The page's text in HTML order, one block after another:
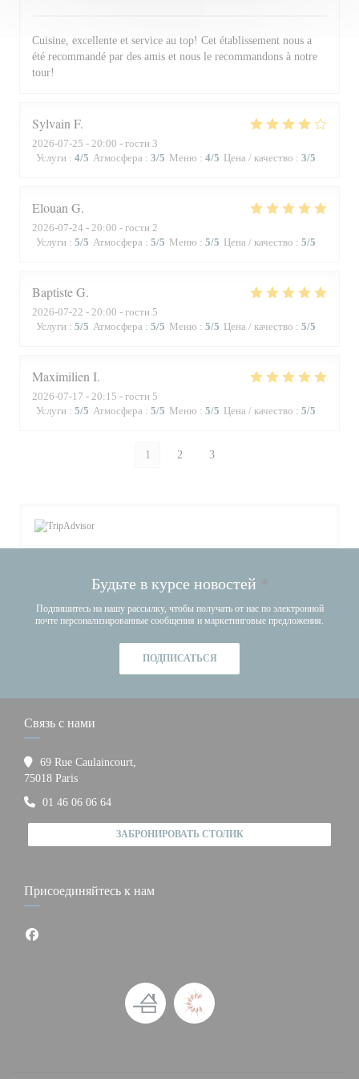
Cuisine, excellente et service au top! Cet établissement nous a
été recommandé par des amis et nous le recommandons à notre
tour!
Sylvain F
2026-07-25 - 20:00 - гости 3
Услуги : 4/5 Атмосфера : 3/5 Меню : 4/5 Цена / качество : 3/5
Elouan G
2026-07-24 - 20:00 - гости 2
Услуги : 5/5 Атмосфера : 5/5 Меню : 5/5 Цена / качество : 5/5
BaptisteG
2026-07-22 - 20:00 - гости 5
Услуги : 5/5 Атмосфера : 5/5 Меню : 5/5 Цена / качество : 5/5
Maximilien I
2026-07-17 - 20:15 - гости 5
Услуги : 5/5 Атмосфера : 5/5 Меню : 5/5 Цена / качество : 5/5
1 2 3
Будьте в курсе новостей *
Подпишитесь на нашу рассылку, чтобы получать от нас по электронной
почте персонализированные сообщения и маркетинговые предложения.
ПОДПИСАТЬСЯ
Связь с нами
69 Rue Caulaincourt,
75018 Paris((открывается в новом окне))
01 46 06 06 64
ЗАБРОНИРОВАТЬ СТОЛИК
Присоединяйтесь к нам
Facebook ((открывается в новом окне))